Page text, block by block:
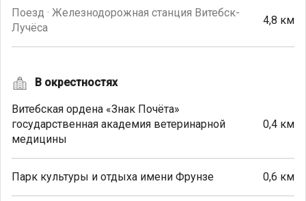
Поезд · Железнодорожная станция Витебск-
Лучёса
4,8 км
В окрестностях
Витебская ордена «Знак Почёта»
государственная академия ветеринарной
медицины
0,4 км
Парк культуры и отдыха имени Фрунзе 0,6 км